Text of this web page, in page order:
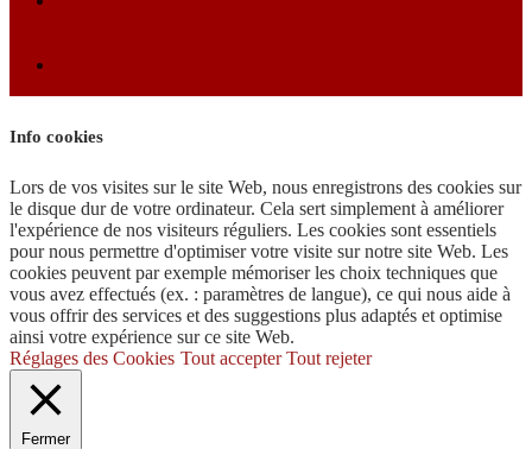
Info cookies
Lors de vos visites sur le site Web, nous enregistrons des cookies sur
le disque dur de votre ordinateur. Cela sert simplement à améliorer
l'expérience de nos visiteurs réguliers. Les cookies sont essentiels
pour nous permettre d'optimiser votre visite sur notre site Web. Les
cookies peuvent par exemple mémoriser les choix techniques que
vous avez effectués (ex. : paramètres de langue), ce qui nous aide à
vous offrir des services et des suggestions plus adaptés et optimise
ainsi votre expérience sur ce site Web.
Réglages des Cookies Tout accepter Tout rejeter
Fermer